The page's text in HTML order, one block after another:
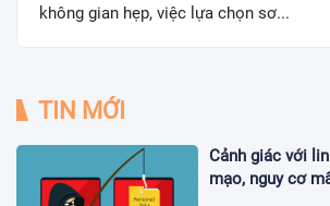
không gian hẹp, việc lựa chọn sơ...
TIN MỚI
Cảnh giác với
mạo, nguy cơ